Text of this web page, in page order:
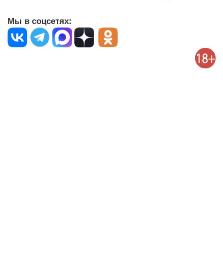
Мы в соцсетях: